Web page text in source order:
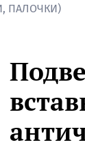
ПАЛОЧКИ)